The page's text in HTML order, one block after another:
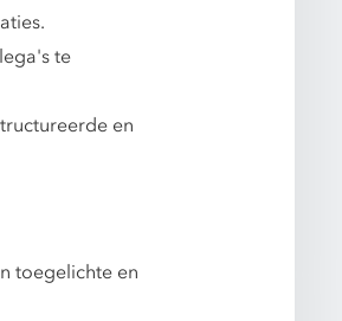
te
en
toegelichte en